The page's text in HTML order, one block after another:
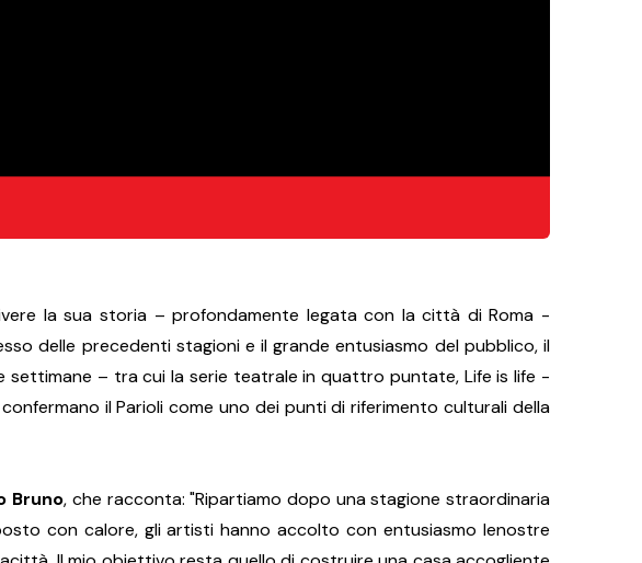
la sua storia – profondamente legata con la città di Roma -
delle precedenti stagioni e il grande entusiasmo del pubblico, il
– tra cui la serie teatrale in quattro puntate, Life is life -
il Parioli come uno dei punti di riferimento culturali della
Bruno, che racconta: "Ripartiamo dopo una stagione straordinaria
con calore, gli artisti hanno accolto con entusiasmo lenostre